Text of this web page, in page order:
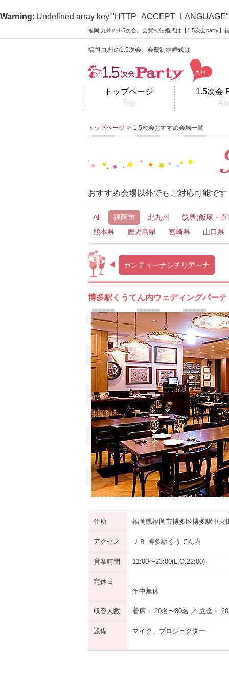
Warning: Undefined array key
福岡,九州の1.5次会、会費制結婚式は【1.5次会party】
福岡,九州の1.5次会、会費制結婚式は
トップページ
Top
1.5次会
トップページ > 1.5次会おすすめ会場一覧
おすすめ会場以外でもご対応可能です
All 福岡市 北九州 筑豊(飯塚・直
熊本県
鹿児島県 宮崎県 山口県
カンティーナシチリアーナ
博多駅くうてん内ウェディングパーテ
住所 福岡県福岡市博多区博多駅中央
アクセス ＪＲ 博多駅くうてん内
営業時間 11:00〜23:00(L.O.22:00)
定休日
年中無休
収容人数 着席： 20名〜80名 ／ 立食：
設備 マイク、プロジェクター